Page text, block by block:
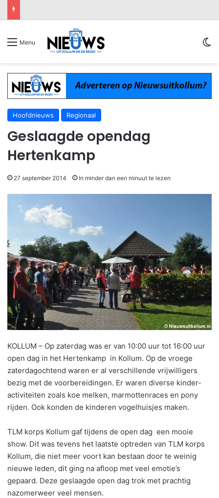
Menu
Hoofdnieuws Regionaal
Geslaagde opendag
Hertenkamp
27 september 2014 In minder dan een minuut te lezen
KOLLUM – Op zaterdag was er van 10:00 uur tot 16:00 uur
open dag in het Hertenkamp in Kollum. Op de vroege
zaterdagochtend waren er al verschillende vrijwilligers
bezig met de voorbereidingen. Er waren diverse kinder-
activiteiten zoals koe melken, marmottenraces en pony
rijden. Ook konden de kinderen vogelhuisjes maken.
TLM korps Kollum gaf tijdens de open dag een mooie
show. Dit was tevens het laatste optreden van TLM korps
Kollum, die niet meer voort kan bestaan door te weinig
nieuwe leden, dit ging na afloop met veel emotie’s
gepaard. Deze geslaagde open dag trok met prachtig
nazomerweer veel mensen.